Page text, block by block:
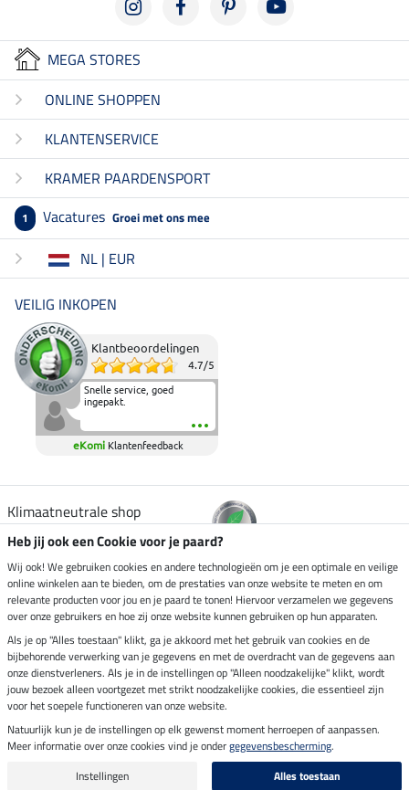
MEGA STORES
ONLINE SHOPPEN
KLANTENSERVICE
KRAMER PAARDENSPORT
1 Vacatures Groei met ons mee
NL | EUR
VEILIG INKOPEN
Klantbeoordelingen
4.7/5
Snelle service, goed
ingepakt.
eKomi Klantenfeedback
Klimaatneutrale shop
Verzending per
Veilig betalen met
Impressum
Laatste update op 07.08.2026 om 14:39 uur
Alle prijzen in euro's, incl. BTW, excl. verzendkosten.
Heb jij ook een Cookie voor je paard?
Wij ook! We gebruiken cookies en andere technologieën om je een optimale en veilige
online winkelen aan te bieden, om de prestaties van onze website te meten en om
relevante producten voor jou en je paard te tonen! Hiervoor verzamelen we gegevens
over onze gebruikers en hoe zij onze website kunnen gebruiken op hun apparaten.
Als je op "Alles toestaan" klikt, ga je akkoord met het gebruik van cookies en de
bijbehorende verwerking van je gegevens en met de overdracht van de gegevens aan
onze dienstverleners. Als je in de instellingen op "Alleen noodzakelijke" klikt, wordt
jouw bezoek alleen voortgezet met strikt noodzakelijke cookies, die essentieel zijn
voor het soepele functioneren van onze website.
Natuurlijk kun je de instellingen op elk gewenst moment herroepen of aanpassen.
Meer informatie over onze cookies vind je ondergegevensbescherming.
Instellingen
Alles toestaan